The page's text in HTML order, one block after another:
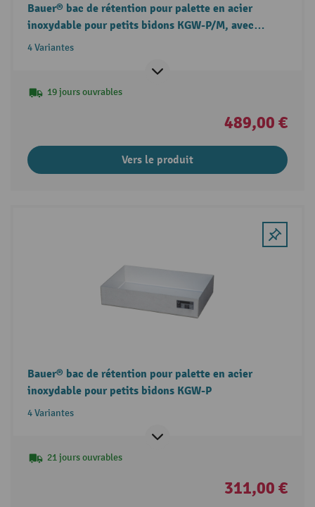
Bauer® bac de rétention pour palette en acier
inoxydable pour petits bidons KGW-P/M, avec
plaque perforée
4 Variantes
19 jours ouvrables
489,00 €
Vers le produit
Bauer® bac de rétention pour palette en acier
inoxydable pour petits bidons KGW-P
4 Variantes
21 jours ouvrables
311,00 €